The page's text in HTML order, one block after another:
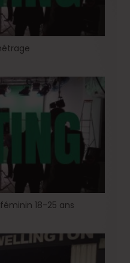
féminin 18-25 ans